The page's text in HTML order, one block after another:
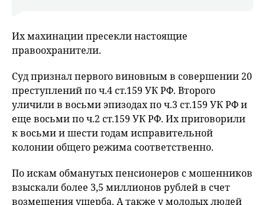
Их махинации пресекли настоящие
правоохранители.
Суд признал первого виновным в совершении 20
преступлений по ч.4 ст.159 УК РФ. Второго
уличили в восьми эпизодах по ч.3 ст.159 УК РФ и
еще восьми по ч.2 ст.159 УК РФ. Их приговорили
к восьми и шести годам исправительной
колонии общего режима соответственно.
По искам обманутых пенсионеров с мошенников
взыскали более 3,5 миллионов рублей в счет
возмещения ущерба. А также у молодых людей